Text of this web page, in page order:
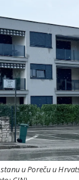
u Poreču u